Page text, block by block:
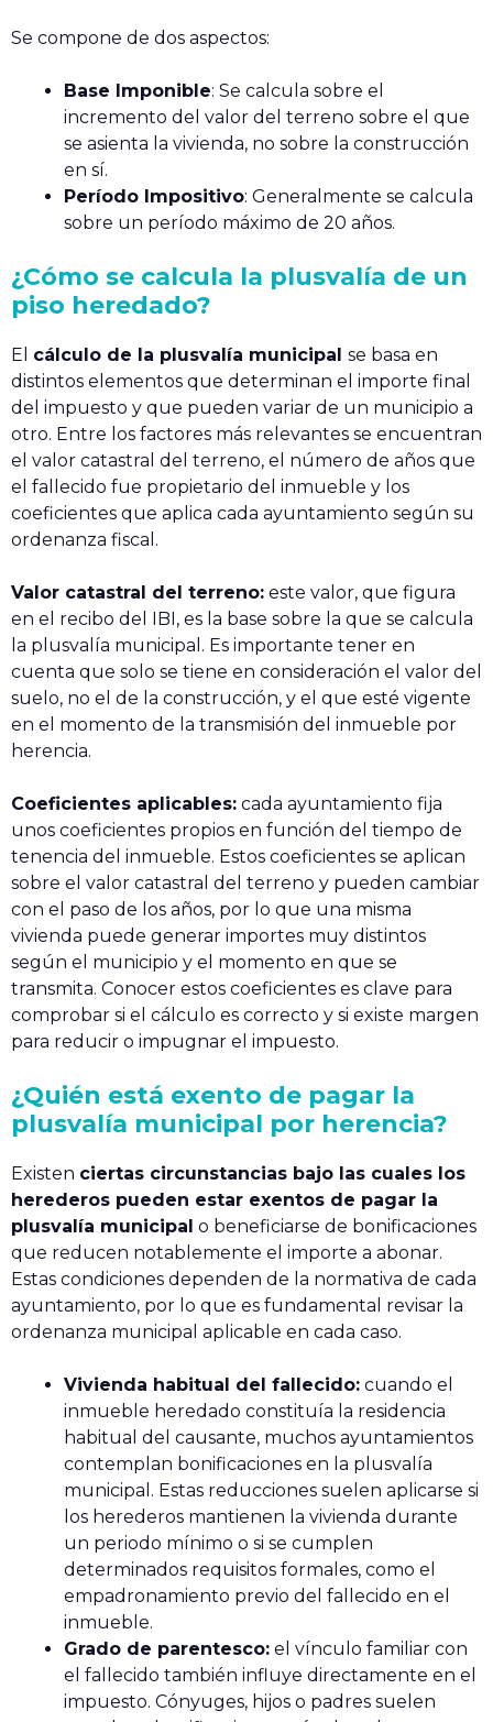
Se compone de dos aspectos:
Base Imponible: Se calcula sobre el
incremento del valor del terreno sobre el que
se asienta la vivienda, no sobre la construcción
en sí.
Período Impositivo: Generalmente se calcula
sobre un período máximo de 20 años.
¿Cómo se calcula la plusvalía de un
piso heredado?
El cálculo de la plusvalía municipal se basa en
distintos elementos que determinan el importe final
del impuesto y que pueden variar de un municipio a
otro. Entre los factores más relevantes se encuentran
el valor catastral del terreno, el número de años que
el fallecido fue propietario del inmueble y los
coeficientes que aplica cada ayuntamiento según su
ordenanza fiscal.
Valor catastral del terreno: este valor, que figura
en el recibo del IBI, es la base sobre la que se calcula
la plusvalía municipal. Es importante tener en
cuenta que solo se tiene en consideración el valor del
suelo, no el de la construcción, y el que esté vigente
en el momento de la transmisión del inmueble por
herencia.
Coeficientes aplicables: cada ayuntamiento fija
unos coeficientes propios en función del tiempo de
tenencia del inmueble. Estos coeficientes se aplican
sobre el valor catastral del terreno y pueden cambiar
con el paso de los años, por lo que una misma
vivienda puede generar importes muy distintos
según el municipio y el momento en que se
transmita. Conocer estos coeficientes es clave para
comprobar si el cálculo es correcto y si existe margen
para reducir o impugnar el impuesto.
¿Quién está exento de pagar la
plusvalía municipal por herencia?
Existen ciertas circunstancias bajo las cuales los
herederos pueden estar exentos de pagar la
plusvalía municipal o beneficiarse de bonificaciones
que reducen notablemente el importe a abonar.
Estas condiciones dependen de la normativa de cada
ayuntamiento, por lo que es fundamental revisar la
ordenanza municipal aplicable en cada caso.
Vivienda habitual del fallecido: cuando el
inmueble heredado constituía la residencia
habitual del causante, muchos ayuntamientos
contemplan bonificaciones en la plusvalía
municipal. Estas reducciones suelen aplicarse si
los herederos mantienen la vivienda durante
un periodo mínimo o si se cumplen
determinados requisitos formales, como el
empadronamiento previo del fallecido en el
inmueble.
Grado de parentesco: el vínculo familiar con
el fallecido también influye directamente en el
impuesto. Cónyuges, hijos o padres suelen